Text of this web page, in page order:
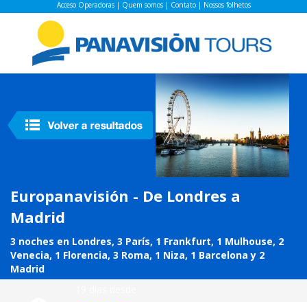
Acceso Operadoras| Quem somos| Contato| Nossos folhetos
Europanavisión - De Londres a
Madrid
3 noches en Londres, 3 París, 1 Frankfurt, 1 Mulhouse, 2
Venecia, 1 Florencia, 3 Roma, 1 Niza, 1 Barcelona y 2
Madrid